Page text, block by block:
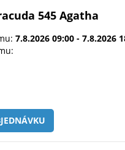
545 Agatha
7.8.2026 09:00 - 7.8.2026